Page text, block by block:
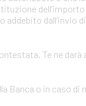
dell’importo
addebito dall’invio
Te ne darà
Banca o in caso